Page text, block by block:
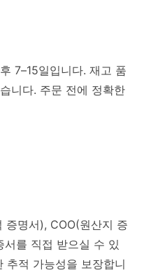
7–15일입니다. 재고 품
니다. 주문 전에 정확한
증명서), COO(원산지 증
를 직접 받으실 수 있
추적 가능성을 보장합니